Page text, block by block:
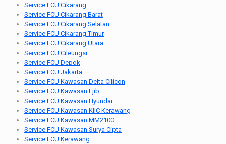
Service FCU Cikarang
Service FCU Cikarang Barat
Service FCU Cikarang Selatan
Service FCU Cikarang Timur
Service FCU Cikarang Utara
Service FCU Cileungsi
Service FCU Depok
Service FCU Jakarta
Service FCU Kawasan Delta Cilicon
Service FCU Kawasan Ejib
Service FCU Kawasan Hyundai
Service FCU Kawasan KIIC Kerawang
Service FCU Kawasan MM2100
Service FCU Kawasan Surya Cipta
Service FCU Kerawang